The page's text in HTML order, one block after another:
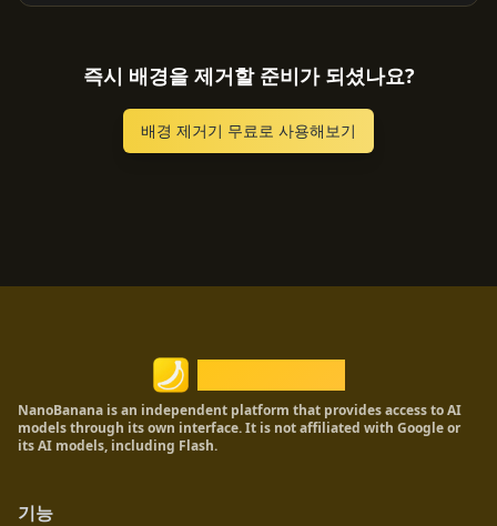
즉시 배경을 제거할 준비가 되셨나요?
배경 제거기 무료로 사용해보기
NanoBanana is an independent platform that provides access to AI
models through its own interface. It is not affiliated with Google or
its AI models, including Flash.
기능